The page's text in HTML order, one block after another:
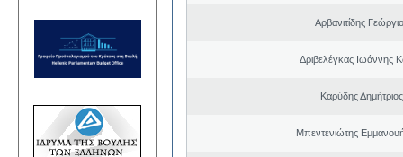
Αρβανιτίδης
Δριβελέγκας Ιωάννης
Καρύδης
Μπεντενιώτης